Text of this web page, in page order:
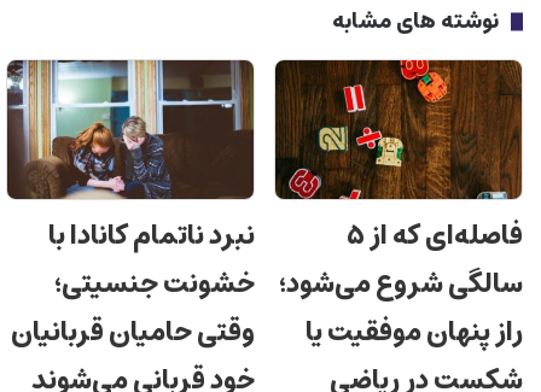
نوشته های مشابه
فاصله‌ای که از ۵
سالگی شروع می‌شود؛
راز پنهان موفقیت یا
شکست در ریاضی
نبرد ناتمام کانادا با
خشونت جنسیتی؛
وقتی حامیان قربانیان
خود قربانی می‌شوند